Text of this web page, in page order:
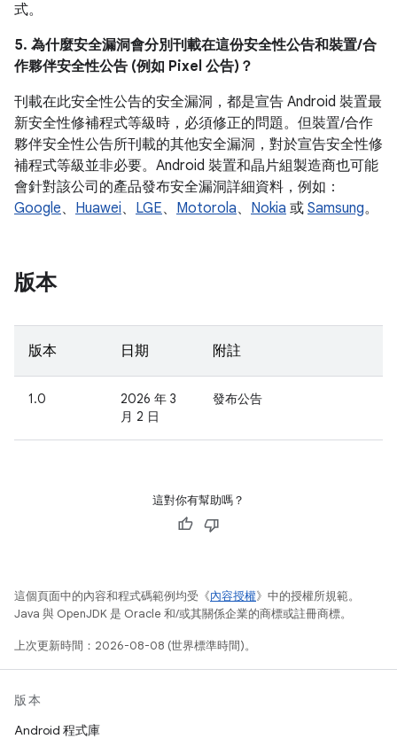
式。
5. 為什麼安全漏洞會分別刊載在這份安全性公告和裝置/合
作夥伴安全性公告 (例如 Pixel 公告)？
刊載在此安全性公告的安全漏洞，都是宣告 Android 裝置最
新安全性修補程式等級時，必須修正的問題。但裝置/合作
夥伴安全性公告所刊載的其他安全漏洞，對於宣告安全性修
補程式等級並非必要。Android 裝置和晶片組製造商也可能
會針對該公司的產品發布安全漏洞詳細資料，例如：
Google、 Huawei、 LGE、 Motorola、 Nokia 或 Samsung。
版本
版本 日期 附註
1.0
2026 年 3
月 2 日
發布公告
這對你有幫助嗎？
這個頁面中的內容和程式碼範例均受《內容授權》中的授權所規範。
Java 與 OpenJDK 是 Oracle 和/或其關係企業的商標或註冊商標。
上次更新時間：2026-08-08 (世界標準時間)。
版本
Android 程式庫